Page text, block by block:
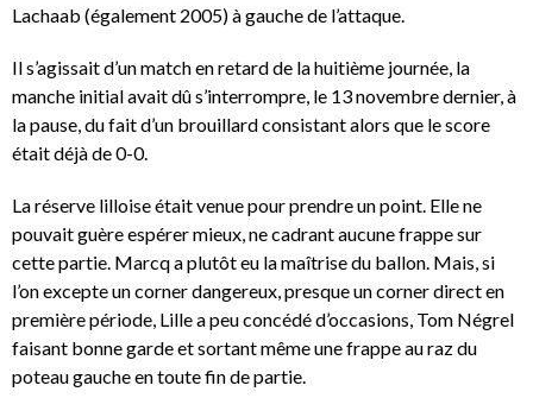
Lachaab (également 2005) à gauche de l’attaque.
Il s’agissait d’un match en retard de la huitième journée, la
manche initial avait dû s’interrompre, le 13 novembre dernier, à
la pause, du fait d’un brouillard consistant alors que le score
était déjà de 0-0.
La réserve lilloise était venue pour prendre un point. Elle ne
pouvait guère espérer mieux, ne cadrant aucune frappe sur
cette partie. Marcq a plutôt eu la maîtrise du ballon. Mais, si
l’on excepte un corner dangereux, presque un corner direct en
première période, Lille a peu concédé d’occasions, Tom Négrel
faisant bonne garde et sortant même une frappe au raz du
poteau gauche en toute fin de partie.